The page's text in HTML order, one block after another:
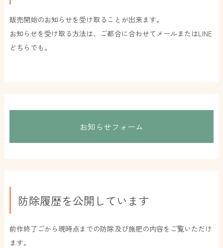
販売開始のお知らせを受け取ることが出来ます。
お知らせを受け取る方法は、ご都合に合わせてメールまたはLINE
どちらでも。
お知らせフォーム
防除履歴を公開しています
前作終了ごから現時点までの防除及び施肥の内容をご覧いただけ
ます。